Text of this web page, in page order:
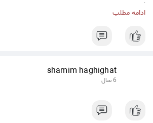
گوشی است که بشنود
وقلبیست که انها رو درک کند
ادامه مطلب
shamim haghighat
6 سال